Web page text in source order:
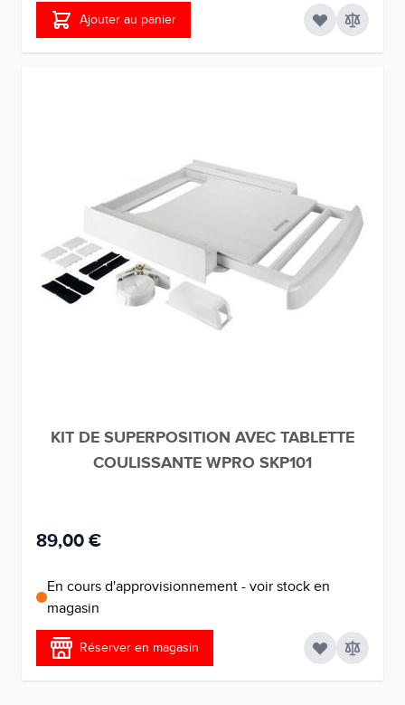
Ajouter au panier
KIT DE SUPERPOSITION AVEC TABLETTE
COULISSANTE WPRO SKP101
89,00 €
En cours d'approvisionnement - voir stock en
magasin
Réserver en magasin